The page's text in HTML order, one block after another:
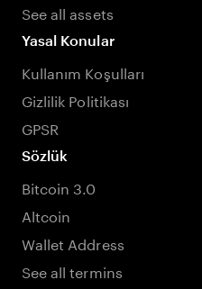
See all assets
Yasal Konular
Kullanım Koşulları
Gizlilik Politikası
GPSR
Sözlük
Bitcoin 3.0
Altcoin
Wallet Address
See all termins